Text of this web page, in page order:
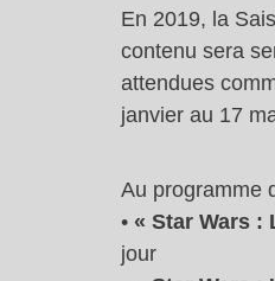
En 2019, la
contenu sera
attendues
janvier au 17
Au programme
• « Star Wars :
jour